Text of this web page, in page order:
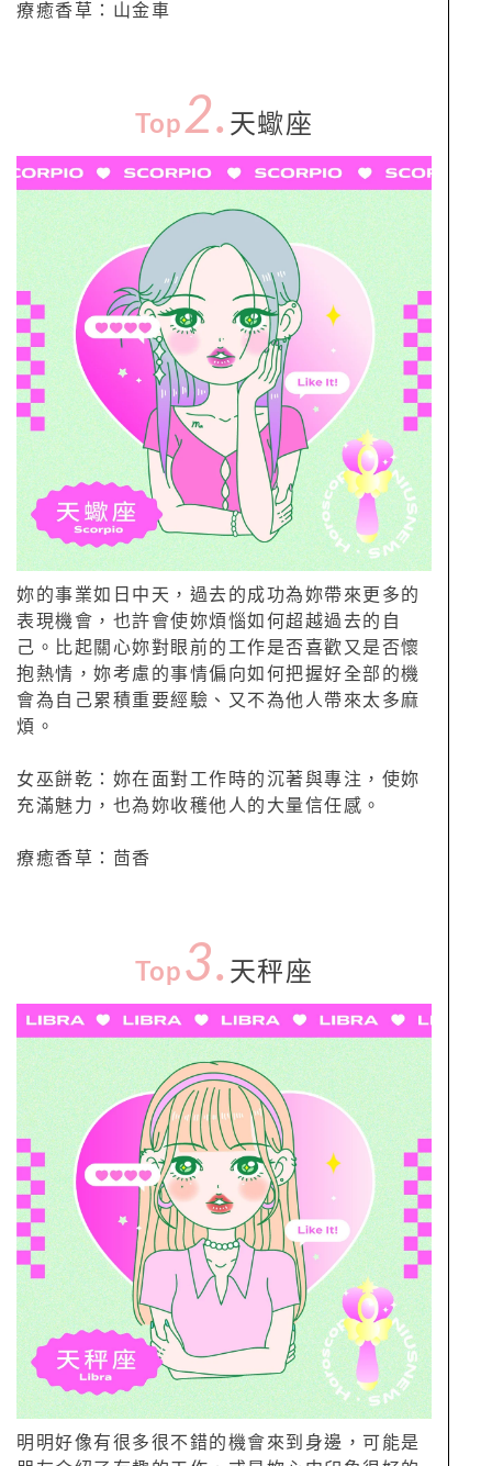
療癒香草：山金車
Top2. 天蠍座
妳的事業如日中天，過去的成功為妳帶來更多的
表現機會，也許會使妳煩惱如何超越過去的自
己。比起關心妳對眼前的工作是否喜歡又是否懷
抱熱情，妳考慮的事情偏向如何把握好全部的機
會為自己累積重要經驗、又不為他人帶來太多麻
煩。
女巫餅乾：妳在面對工作時的沉著與專注，使妳
充滿魅力，也為妳收穫他人的大量信任感。
療癒香草：茴香
Top 3. 天秤座
明明好像有很多很不錯的機會來到身邊，可能是